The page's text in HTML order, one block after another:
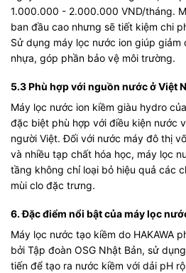
1.000.000 - 2.000.000 VND/tháng.
ban đầu cao nhưng sẽ tiết kiệm chi
Sử dụng máy lọc nước ion giúp
nhựa, góp phần bảo vệ môi trường.
5.3 Phù hợp với nguồn nước ở Việt
Máy lọc nước ion kiềm giàu hydro
đặc biệt phù hợp với điều kiện nước
người Việt. Đối với nước máy đô thị
và nhiều tạp chất hóa học, máy lọc
tầng không chỉ loại bỏ hiệu quả các
mùi clo đặc trưng.
6. Đặc điểm nổi bật của máy lọc
Máy lọc nước tạo kiềm do HAKAWA
bởi Tập đoàn OSG Nhật Bản, sử
tiến để tạo ra nước kiềm với dải pH